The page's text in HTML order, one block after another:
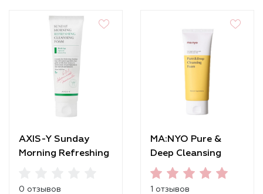
AXIS-Y Sunday
Morning Refreshing
0 отзывов
MA:NYO Pure &
Deep Cleansing
Foam [100 ml]
1 отзывов